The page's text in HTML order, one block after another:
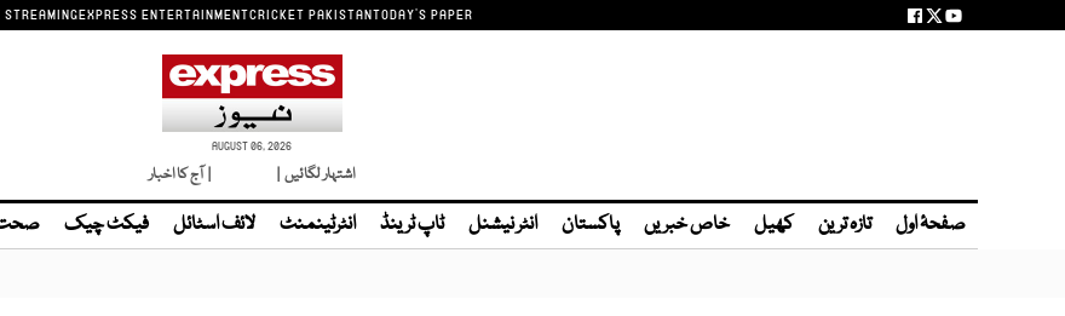
EXPRESS ENTERTAINMENTCRICKET PAKISTANTODAY'S PAPER
AUGUST 06, 2026
اشتہار لگائیں | | آج کا اخبار
صفحۂ اول تازہ ترین کھیل خاص خبریں پاکستان انٹر نیشنل ٹاپ ٹرینڈ انٹرٹینمنٹ لائف اسٹائل فیکٹ چیک